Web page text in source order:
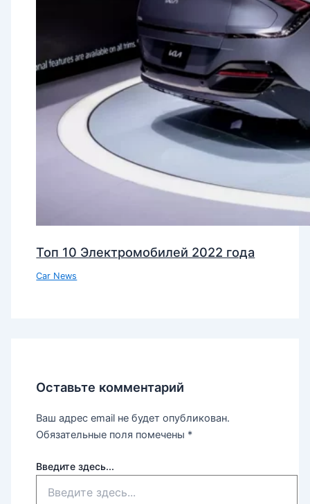
Топ 10 Электромобилей 2022 года
Car News
Оставьте комментарий
Ваш адрес email не будет опубликован.
Обязательные поля помечены *
Введите здесь...